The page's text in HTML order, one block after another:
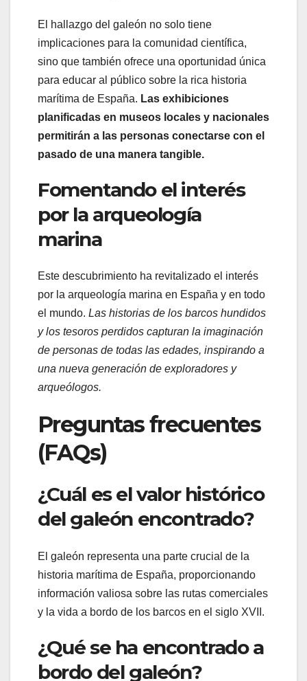
El hallazgo del galeón no solo tiene
implicaciones para la comunidad científica,
sino que también ofrece una oportunidad única
para educar al público sobre la rica historia
marítima de España. Las exhibiciones
planificadas en museos locales y nacionales
permitirán a las personas conectarse con el
pasado de una manera tangible.
Fomentando el interés
por la arqueología
marina
Este descubrimiento ha revitalizado el interés
por la arqueología marina en España y en todo
el mundo. Las historias de los barcos hundidos
y los tesoros perdidos capturan la imaginación
de personas de todas las edades, inspirando a
una nueva generación de exploradores y
arqueólogos.
Preguntas frecuentes
(FAQs)
¿Cuál es el valor histórico
del galeón encontrado?
El galeón representa una parte crucial de la
historia marítima de España, proporcionando
información valiosa sobre las rutas comerciales
y la vida a bordo de los barcos en el siglo XVII.
¿Qué se ha encontrado a
bordo del galeón?